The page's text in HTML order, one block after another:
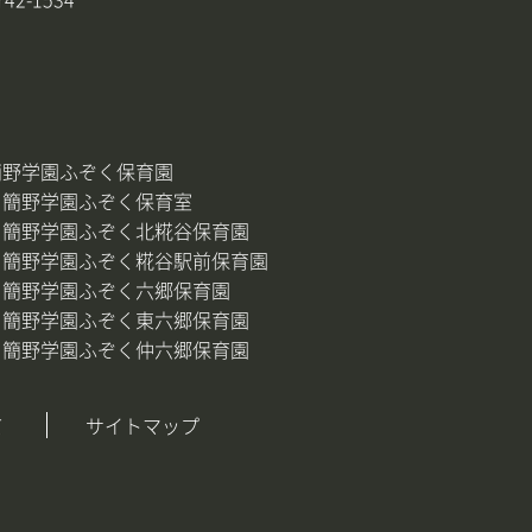
学園ふぞく保育園
簡野学園ふぞく保育室
簡野学園ふぞく北糀谷保育園
簡野学園ふぞく糀谷駅前保育園
簡野学園ふぞく六郷保育園
簡野学園ふぞく東六郷保育園
簡野学園ふぞく仲六郷保育園
サイトマップ